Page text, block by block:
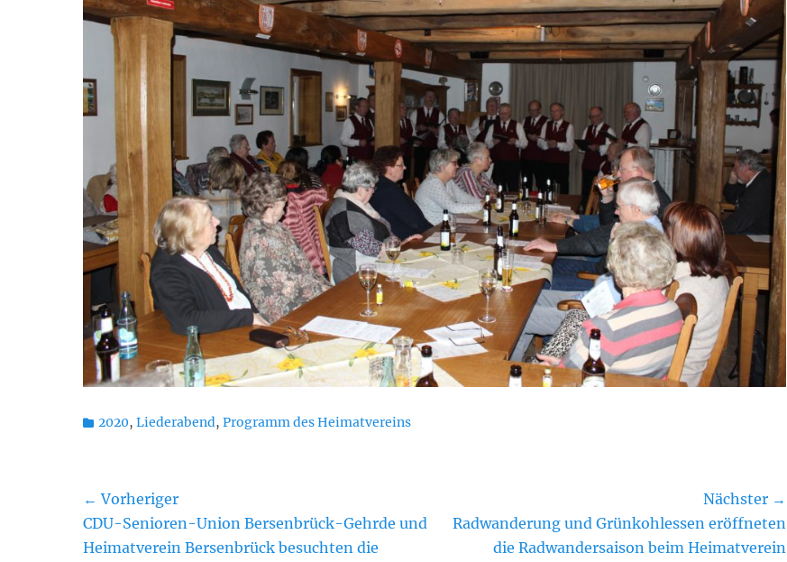
Kategorien
2020, Liederabend, Programm des Heimatvereins
Beitragsnavigation
← Vorheriger
Vorheriger
Beitrag:
CDU-Senioren-Union Bersenbrück-Gehrde und
Heimatverein Bersenbrück besuchten die
Nächster →
Nächster
Radwanderung und Grünkohlessen eröffneten
die Radwandersaison beim Heimatverein